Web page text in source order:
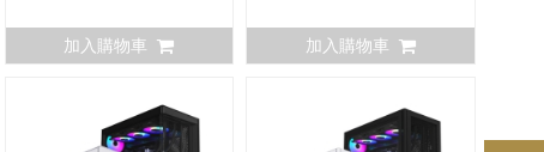
加入購物車 加入購物車